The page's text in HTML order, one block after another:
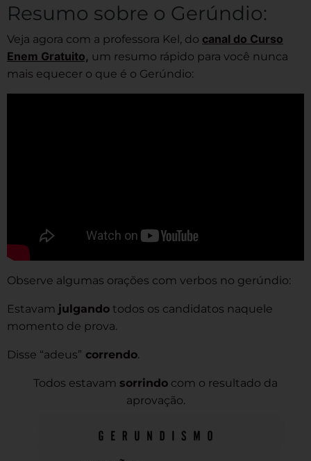
Resumo sobre o Gerúndio:
Veja agora com a professora Kel, do canal do Curso
Enem Gratuito, um resumo rápido para você nunca
mais equecer o que é o Gerúndio:
Observe algumas orações com verbos no gerúndio:
Estavam julgando todos os candidatos naquele
momento de prova.
Disse “adeus” correndo.
Todos estavam sorrindo com o resultado da
aprovação.